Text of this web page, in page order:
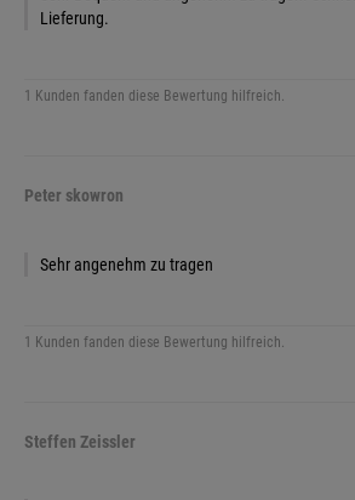
Lieferung.
1 Kunden fanden diese Bewertung hilfreich.
Peter skowron
Sehr angenehm zu tragen
1 Kunden fanden diese Bewertung hilfreich.
Steffen Zeissler